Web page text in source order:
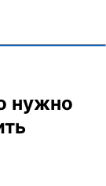
нужно